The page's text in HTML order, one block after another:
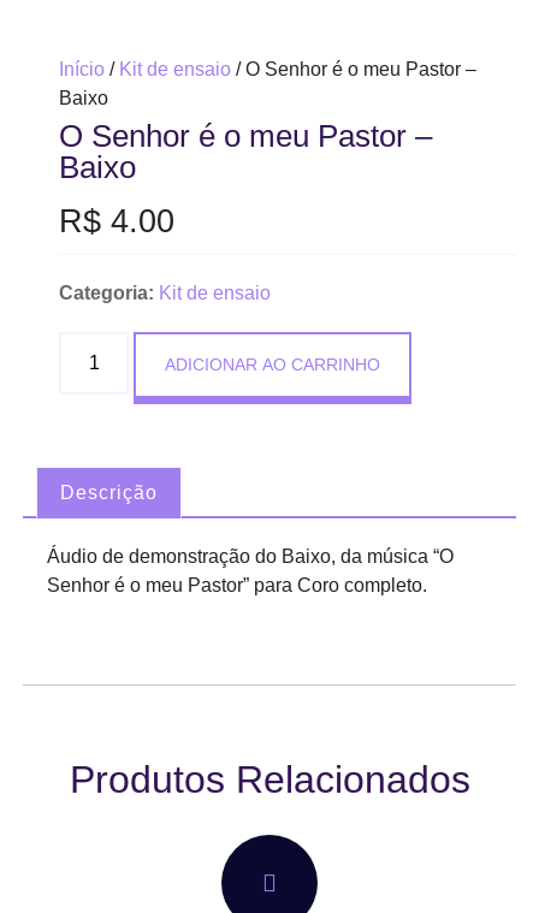
Início/ Kit de ensaio/ O Senhor é o meu Pastor –
Baixo
O Senhor é o meu Pastor –
Baixo
R$4.00
Categoria: Kit de ensaio
ADICIONAR AO CARRINHO
Descrição
Áudio de demonstração do Baixo, da música “O
Senhor é o meu Pastor” para Coro completo.
Produtos Relacionados